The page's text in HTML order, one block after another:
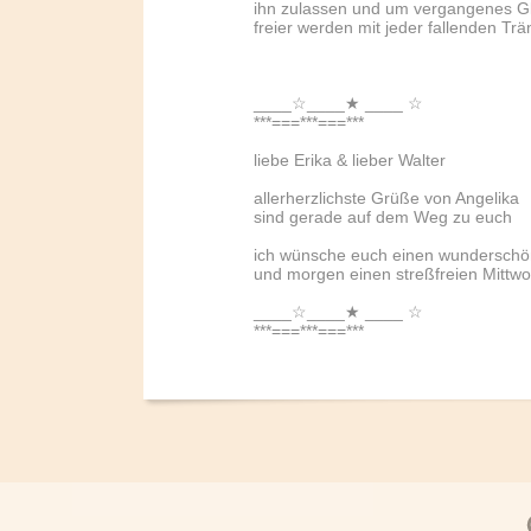
ihn zulassen und um vergangenes
freier werden mit jeder fallenden
____☆____★ ____ ☆
***===***===***
liebe Erika & lieber Walter
allerherzlichste Grüße von Angelika
sind gerade auf dem Weg zu euch
ich wünsche euch einen
und morgen einen streßfreien
____☆____★ ____ ☆
***===***===***